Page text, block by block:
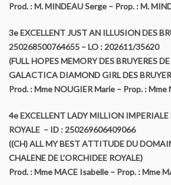
Prod. : M. MINDEAU Serge – Prop. : M.
3e EXCELLENT JUST AN ILLUSION DES
250268500764655 – LO : 202611/35620
(FULL HOPES MEMORY DES BRUYERES
GALACTICA DIAMOND GIRL DES
Prod. : Mme NOUGIER Marie – Prop. : Mme
4e EXCELLENT LADY MILLION IMPERIALE
ROYALE – ID : 250269606409066
((CH) ALL MY BEST ATTITUDE DU
CHALENE DE L’ORCHIDEE ROYALE)
Prod. : Mme MACE Isabelle – Prop. : Mme